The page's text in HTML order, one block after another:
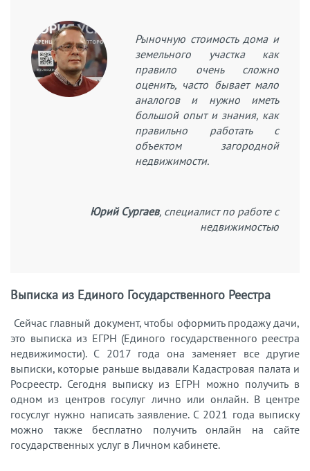
Рыночную стоимость дома и
земельного участка как
правило очень сложно
оценить, часто бывает мало
аналогов и нужно иметь
большой опыт и знания, как
правильно работать с
объектом загородной
недвижимости.
Юрий Сургаев, специалист по работе с
недвижимостью
Выписка из Единого Государственного Реестра
Сейчас главный документ, чтобы оформить продажу дачи,
это выписка из ЕГРН (Единого государственного реестра
недвижимости). С 2017 года она заменяет все другие
выписки, которые раньше выдавали Кадастровая палата и
Росреестр. Сегодня выписку из ЕГРН можно получить в
одном из центров госулуг лично или онлайн. В центре
госуслуг нужно написать заявление. С 2021 года выписку
можно также бесплатно получить онлайн на сайте
государственных услуг в Личном кабинете.